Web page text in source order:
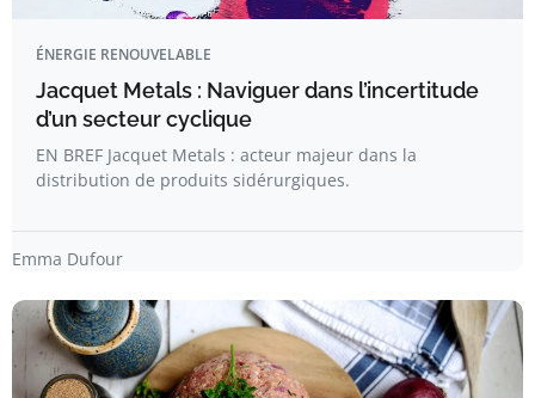
ÉNERGIE RENOUVELABLE
Jacquet Metals : Naviguer dans l’incertitude
d’un secteur cyclique
EN BREF Jacquet Metals : acteur majeur dans la
distribution de produits sidérurgiques.
Emma Dufour